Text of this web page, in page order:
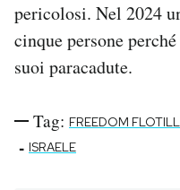
pericolosi. Nel 2024
cinque persone
suoi paracadute.
Tag: FREEDOM
- ISRAELE